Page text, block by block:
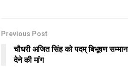
Previous Post
चौधरी अजित सिंह को पदम् बिभूषण सम्मान
देने की मांग